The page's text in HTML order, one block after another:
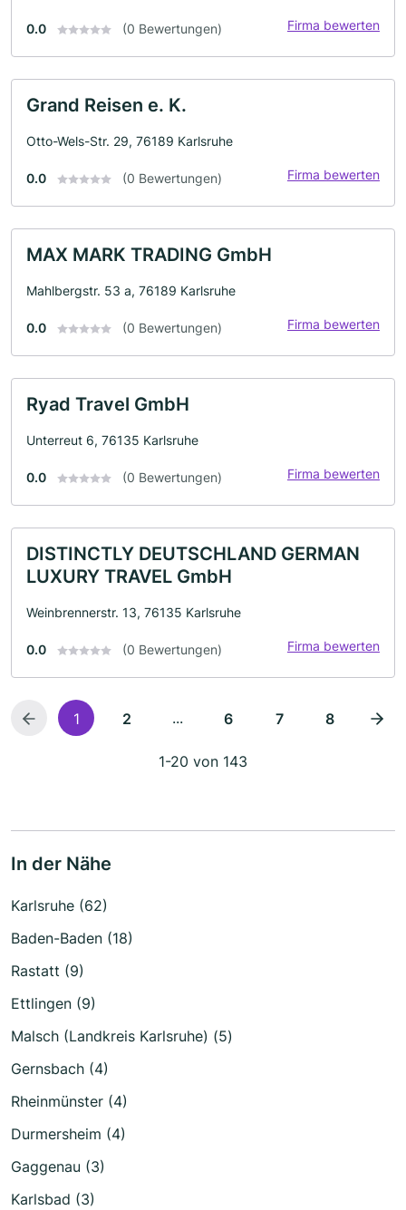
0.0 (0 Bewertungen) Firma bewerten
Grand Reisen e. K.
Otto-Wels-Str. 29, 76189 Karlsruhe
0.0 (0 Bewertungen) Firma bewerten
MAX MARK TRADING GmbH
Mahlbergstr. 53 a, 76189 Karlsruhe
0.0 (0 Bewertungen) Firma bewerten
Ryad Travel GmbH
Unterreut 6, 76135 Karlsruhe
0.0 (0 Bewertungen) Firma bewerten
DISTINCTLY DEUTSCHLAND GERMAN
LUXURY TRAVEL GmbH
Weinbrennerstr. 13, 76135 Karlsruhe
0.0 (0 Bewertungen) Firma bewerten
1 2 ... 6 7 8
1-20 von 143
In der Nähe
Karlsruhe (62)
Baden-Baden (18)
Rastatt (9)
Ettlingen (9)
Malsch (Landkreis Karlsruhe) (5)
Gernsbach (4)
Rheinmünster (4)
Durmersheim (4)
Gaggenau (3)
Karlsbad (3)